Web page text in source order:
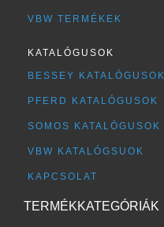
VBW TERMÉKEK
KATALÓGUSOK
BESSEY KATALÓGUSOK
PFERD KATALÓGUSOK
SOMOS KATALÓGUSOK
VBW KATALÓGSUOK
KAPCSOLAT
TERMÉKKATEGÓRIÁK